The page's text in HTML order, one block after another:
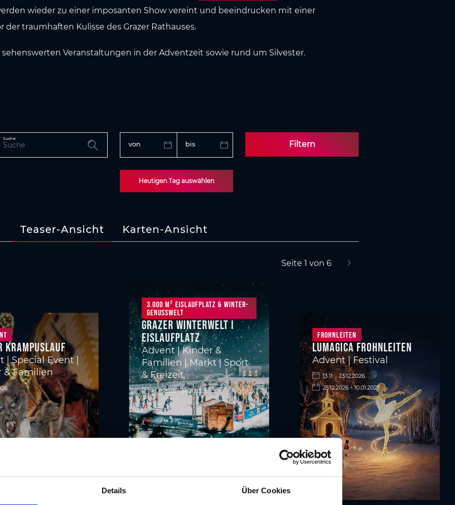
Details Über Cookies
wieder zu einer imposanten Show vereint und beeindrucken mit einer
traumhaften Kulisse des Grazer Rathauses.
Veranstaltungen in der Adventzeit sowie rund um Silvester.
Suche
von bis
Heutigen Tag auswählen
Filtern
Teaser-Ansicht Karten-Ansicht
Seite 1 von 6 nächste Seite
Krampuslauf
| Special Event |
& Familien
3.000 m² Eislaufplatz & Winter-
Genusswelt
Grazer Winterwelt I
Eislaufplatz
Advent | Kinder &
Familien | Markt | Sport
& Freizeit
13.11.2026 - 31.01.2027
Frohnleiten
Lumagica Frohnleiten
Advent | Festival
13.11. - 23.12.2026
25.12.2026 - 10.01.2027